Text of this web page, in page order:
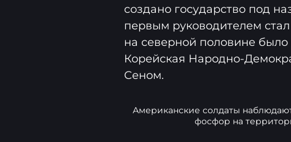
создано государство под
первым руководителем
на северной половине
Корейская Народно-
Сеном.
Американские солдаты
фосфор на